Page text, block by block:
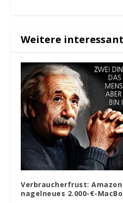
Weitere
Verbraucherfrust:
nagelneues 2.000-€-